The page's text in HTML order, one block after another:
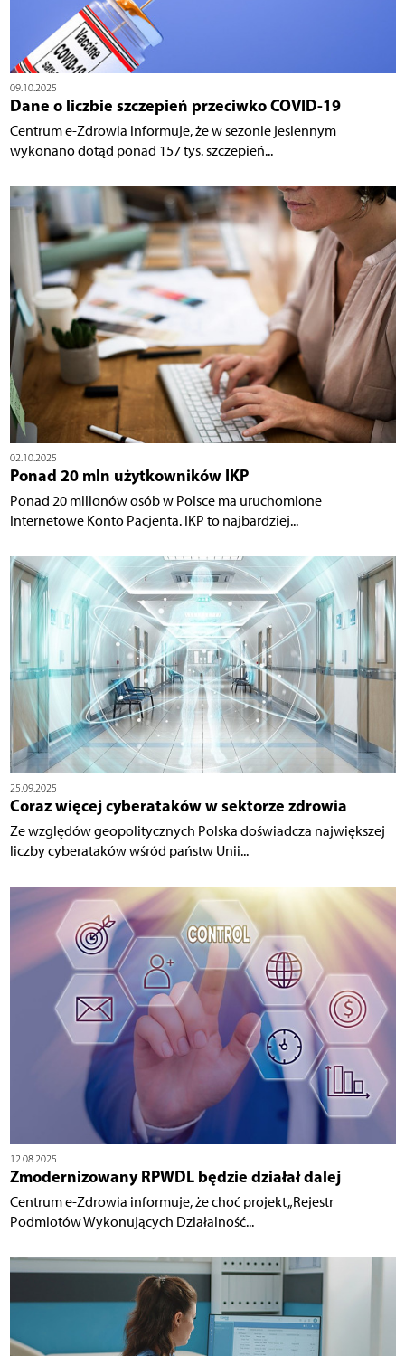
09.10.2025
Dane o liczbie szczepień przeciwko COVID-19
Centrum e-Zdrowia informuje, że w sezonie jesiennym
wykonano dotąd ponad 157 tys. szczepień...
02.10.2025
Ponad 20 mln użytkowników IKP
Ponad 20 milionów osób w Polsce ma uruchomione
Internetowe Konto Pacjenta. IKP to najbardziej...
25.09.2025
Coraz więcej cyberataków w sektorze zdrowia
Ze względów geopolitycznych Polska doświadcza największej
liczby cyberataków wśród państw Unii...
12.08.2025
Zmodernizowany RPWDL będzie działał dalej
Centrum e-Zdrowia informuje, że choć projekt „Rejestr
Podmiotów Wykonujących Działalność...